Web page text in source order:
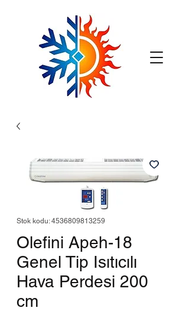
Stok kodu: 4536809813259
Olefini Apeh-18
Genel Tip Isıtıcılı
Hava Perdesi 200
cm